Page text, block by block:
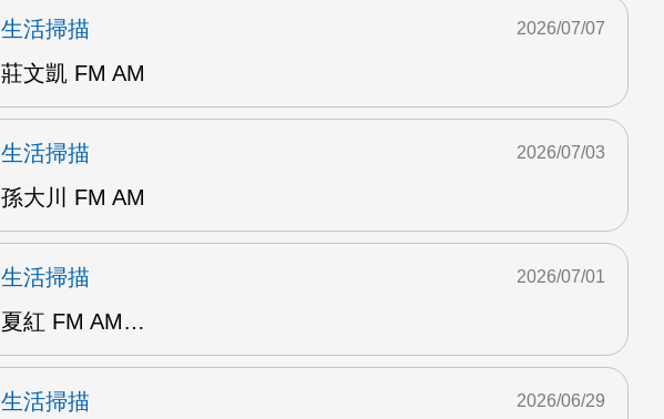
生活掃描
莊文凱 FM AM
2026/07/07
生活掃描
孫大川 FM AM
2026/07/03
生活掃描
夏紅 FM AM…
2026/07/01
生活掃描
2026/06/29